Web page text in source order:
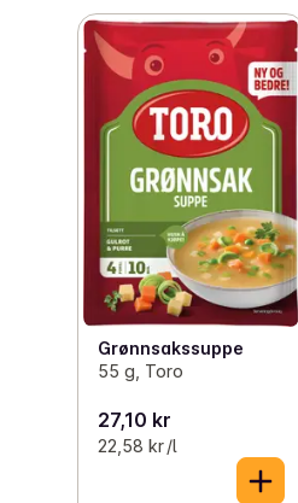
Grønnsakssuppe
55 g, Toro
27,10 kr
22,58 kr /l